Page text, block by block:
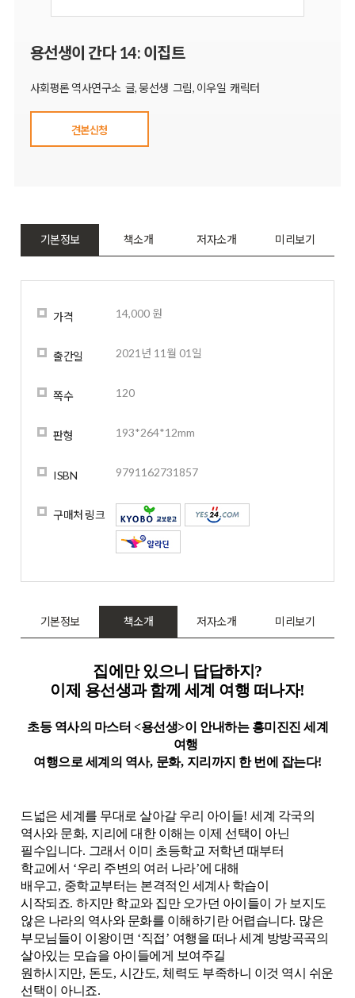
용선생이 간다 14: 이집트
사회평론 역사연구소 글, 뭉선생 그림, 이우일 캐릭터
견본신청
기본정보 책소개 저자소개 미리보기
가격 14,000 원
출간일 2021년 11월 01일
쪽수 120
판형 193*264*12mm
ISBN 9791162731857
구매처 링크
기본정보 책소개 저자소개 미리보기
집에만 있으니 답답하지?
이제 용선생과 함께 세계 여행 떠나자!
초등 역사의 마스터 <용선생>이 안내하는 흥미진진 세계
여행
여행으로 세계의 역사, 문화, 지리까지 한 번에 잡는다!
드넓은 세계를 무대로 살아갈 우리 아이들!세계 각국의
역사와 문화, 지리에 대한 이해는 이제 선택이 아닌
필수입니다. 그래서 이미 초등학교 저학년 때부터
학교에서 ‘우리 주변의 여러 나라’에 대해
배우고, 중학교부터는 본격적인 세계사 학습이
시작되죠.하지만 학교와 집만 오가던 아이들이 가 보지도
않은 나라의 역사와 문화를 이해하기란 어렵습니다. 많은
부모님들이 이왕이면 ‘직접’ 여행을 떠나 세계 방방곡곡의
살아있는 모습을 아이들에게 보여주길
원하시지만, 돈도, 시간도, 체력도 부족하니 이것 역시 쉬운
선택이 아니죠.